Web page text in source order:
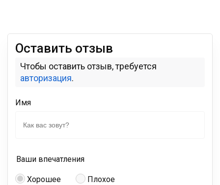
Оставить отзыв
Чтобы оставить отзыв, требуется
авторизация.
Имя
Ваши впечатления
Хорошее Плохое